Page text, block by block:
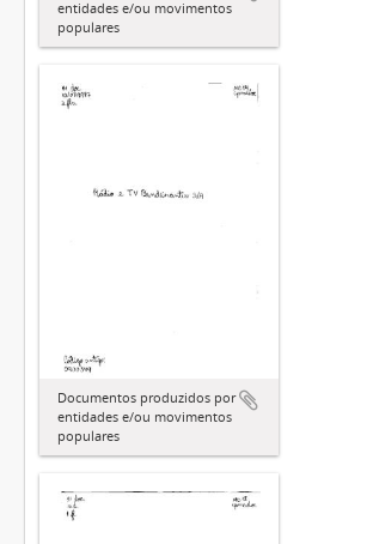
entidades e/ou movimentos
populares
Documentos produzidos por
entidades e/ou movimentos
populares